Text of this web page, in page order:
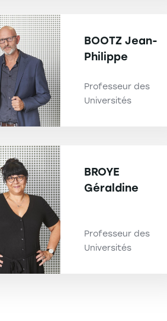
BOOTZ Jean-
Philippe
Professeur des
Universités
BROYE
Géraldine
Professeur des
Universités